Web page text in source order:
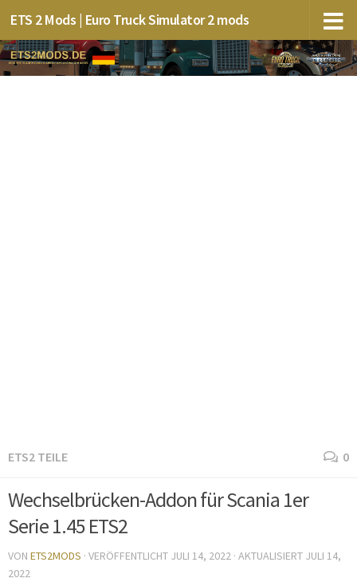
ETS 2 Mods | Euro Truck Simulator 2 mods
ETS2 TEILE 0
Wechselbrücken-Addon für Scania 1er
Serie 1.45 ETS2
VON ETS2MODS · VERÖFFENTLICHT JULI 14, 2022 · AKTUALISIERT JULI 14,
2022